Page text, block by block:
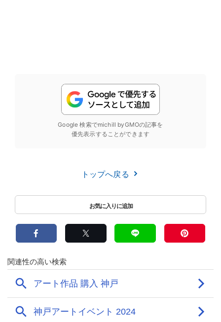
Google 検索でmichill byGMOの記事を
優先表示することができます
トップへ戻る